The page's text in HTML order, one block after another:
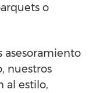
o
asesoramiento
nuestros
al estilo,